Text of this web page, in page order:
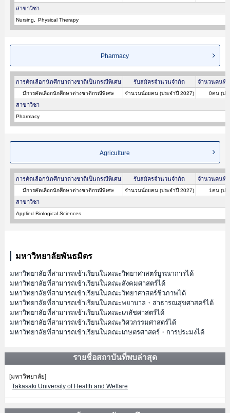
สาขาวิชา
Nursing Physical Therapy
Pharmacy
การคัดเลือกนักศึกษาต่างชาติเป็นกรณีพิเศษ รับสมัครจำนวนจำกัด จำนวนคนที่
มีการคัดเลือกนักศึกษาต่างชาติกรณีพิเศษ จำนวนน้อยคน (ประจำปี 2027) 0คน (ปร
สาขาวิชา
Pharmacy
Agriculture
การคัดเลือกนักศึกษาต่างชาติเป็นกรณีพิเศษ รับสมัครจำนวนจำกัด จำนวนคนที่
มีการคัดเลือกนักศึกษาต่างชาติกรณีพิเศษ จำนวนน้อยคน (ประจำปี 2027) 1คน (ปร
สาขาวิชา
Applied Biological Sciences
มหาวิทยาลัยพันธมิตร
มหาวิทยาลัยที่สามารถเข้าเรียนในคณะวิทยาศาสตร์บูรณาการได้
มหาวิทยาลัยที่สามารถเข้าเรียนในคณะสังคมศาสตร์ได้
มหาวิทยาลัยที่สามารถเข้าเรียนในคณะวิทยาศาสตร์ชีวภาพได้
มหาวิทยาลัยที่สามารถเข้าเรียนในคณะพยาบาล・สาธารณสุขศาสตร์ได้
มหาวิทยาลัยที่สามารถเข้าเรียนในคณะเภสัชศาสตร์ได้
มหาวิทยาลัยที่สามารถเข้าเรียนในคณะวิศวกรรมศาสตร์ได้
มหาวิทยาลัยที่สามารถเข้าเรียนในคณะเกษตรศาสตร์・การประมงได้
รายชื่อสถาบันที่พบล่าสุด
[มหาวิทยาลัย]
Takasaki University of Health and Welfare